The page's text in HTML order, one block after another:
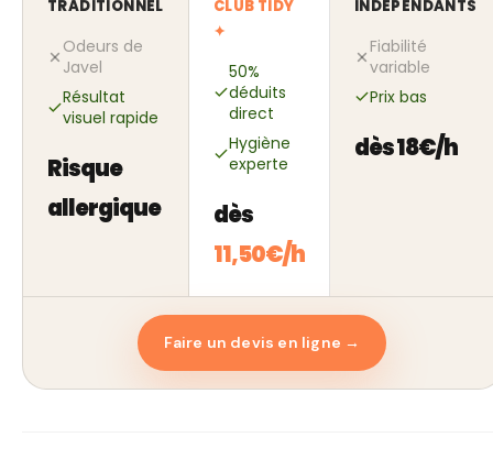
TRADITIONNEL
Odeurs de
Javel
Résultat
visuel rapide
Risque
allergique
CLUB TIDY
✦
50%
déduits
direct
Hygiène
experte
dès
11,50€/h
INDÉPENDANTS
Fiabilité
variable
Prix bas
dès 18€/h
Faire un devis en ligne →